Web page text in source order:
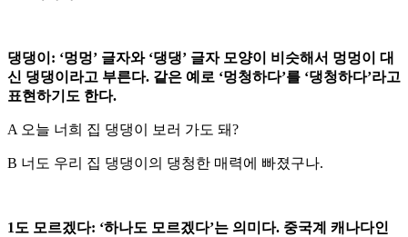
댕댕이: ‘멍멍’ 글자와 ‘댕댕’ 글자 모양이 비슷해서 멍멍이 대
신 댕댕이라고 부른다. 같은 예로 ‘멍청하다’를 ‘댕청하다’라고
표현하기도 한다.
A 오늘 너희 집 댕댕이 보러 가도 돼?
B 너도 우리 집 댕댕이의 댕청한 매력에 빠졌구나.
1도 모르겠다: ‘하나도 모르겠다’는 의미다. 중국계 캐나다인